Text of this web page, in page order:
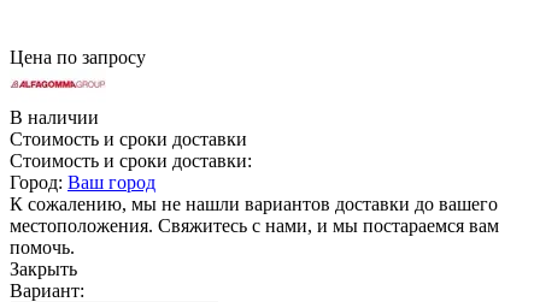
Цена по запросу
В наличии
Стоимость и сроки доставки
Стоимость и сроки доставки:
Город: Ваш город
К сожалению, мы не нашли вариантов доставки до вашего
местоположения. Свяжитесь с нами, и мы постараемся вам
помочь.
Закрыть
Вариант: